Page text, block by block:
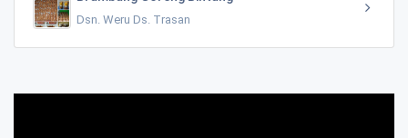
Dsn. Weru Ds. Trasan